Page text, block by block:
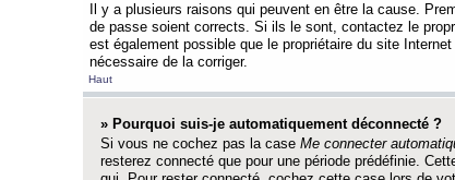
Il y a plusieurs raisons qui peuvent en être la cause.
de passe soient corrects. Si ils le sont, contactez le
est également possible que le propriétaire du site
nécessaire de la corriger.
Haut
» Pourquoi suis-je automatiquement déconnecté ?
Si vous ne cochez pas la case Me connecter
resterez connecté que pour une période prédéfinie.